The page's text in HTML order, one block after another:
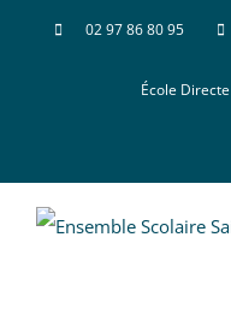
02 97 86 80 95
École Directe